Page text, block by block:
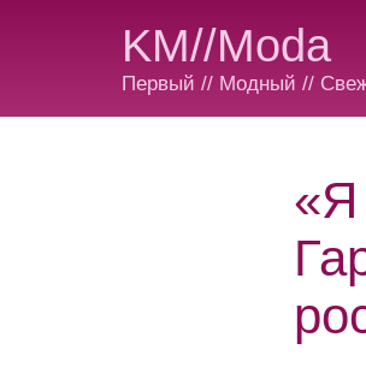
KM//Moda
Первый // Модный //
«Я